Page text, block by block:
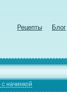
Рецепты Блог
с начинкой